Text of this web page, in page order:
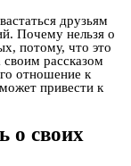
друзьям
Почему нельзя о
потому, что это
рассказом
отношение к
привести к
о своих